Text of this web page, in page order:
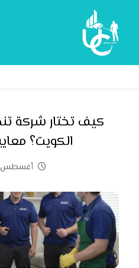
كيف تختار شركة
الكويت؟
أغسطس 21, 2025